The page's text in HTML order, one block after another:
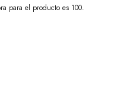
para el producto es 100.